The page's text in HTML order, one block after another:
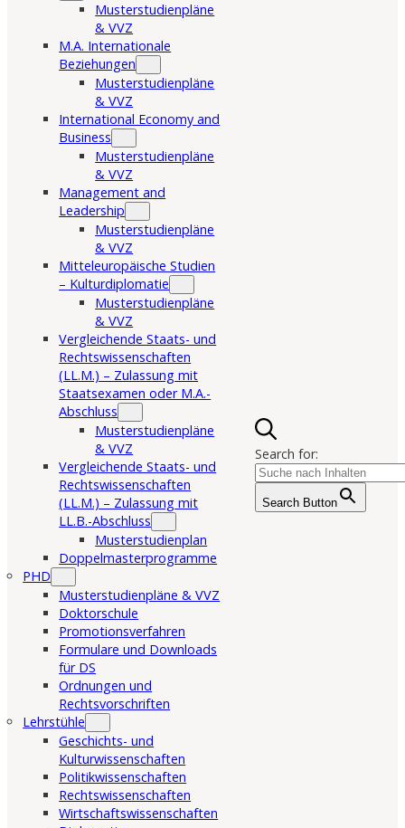
Musterstudienpläne
& VVZ
M.A. Internationale
Beziehungen
Musterstudienpläne
& VVZ
International Economy and
Business
Musterstudienpläne
& VVZ
Management and
Leadership
Musterstudienpläne
& VVZ
Mitteleuropäische Studien
– Kulturdiplomatie
Musterstudienpläne
& VVZ
Vergleichende Staats- und
Rechtswissenschaften
(LL.M.) – Zulassung mit
Staatsexamen oder M.A.-
Abschluss
Musterstudienpläne
& VVZ
Vergleichende Staats- und
Rechtswissenschaften
(LL.M.) – Zulassung mit
LL.B.-Abschluss
Musterstudienplan
Doppelmasterprogramme
PHD
Musterstudienpläne & VVZ
Doktorschule
Promotionsverfahren
Formulare und Downloads
für DS
Ordnungen und
Rechtsvorschriften
Lehrstühle
Geschichts- und
Kulturwissenschaften
Politikwissenschaften
Rechtswissenschaften
Wirtschaftswissenschaften
Search for:
Search Button